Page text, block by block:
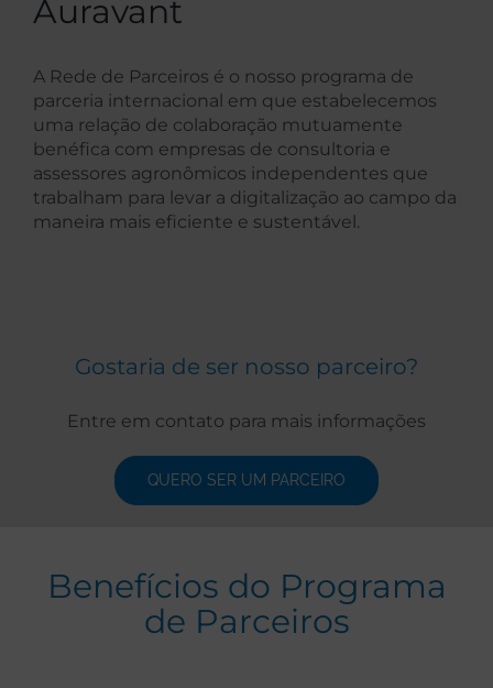
Auravant
A Rede de Parceiros é o nosso programa de
parceria internacional em que estabelecemos
uma relação de colaboração mutuamente
benéfica com empresas de consultoria e
assessores agronômicos independentes que
trabalham para levar a digitalização ao campo da
maneira mais eficiente e sustentável.
Gostaria de ser nosso parceiro?
Entre em contato para mais informações
QUERO SER UM PARCEIRO
Benefícios do Programa
de Parceiros